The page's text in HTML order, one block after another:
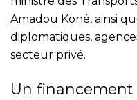
Amadou Koné, ainsi
diplomatiques,
secteur privé.
Un financement